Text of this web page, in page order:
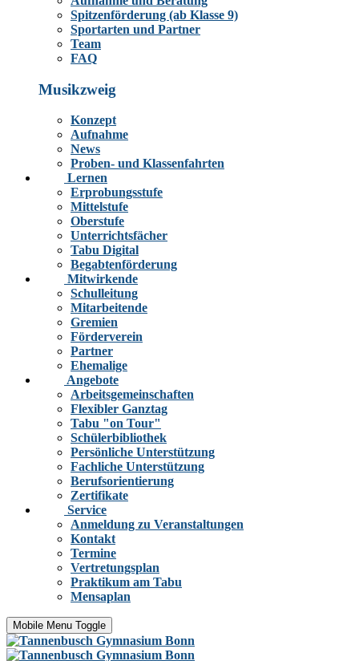
Spitzenförderung (ab Klasse 9)
Sportarten und Partner
Team
FAQ
Musikzweig
Konzept
Aufnahme
News
Proben- und Klassenfahrten
Lernen
Erprobungsstufe
Mittelstufe
Oberstufe
Unterrichtsfächer
Tabu Digital
Begabtenförderung
Mitwirkende
Schulleitung
Mitarbeitende
Gremien
Förderverein
Partner
Ehemalige
Angebote
Arbeitsgemeinschaften
Flexibler Ganztag
Tabu "on Tour"
Schülerbibliothek
Persönliche Unterstützung
Fachliche Unterstützung
Berufsorientierung
Zertifikate
Service
Anmeldung zu Veranstaltungen
Kontakt
Termine
Vertretungsplan
Praktikum am Tabu
Mensaplan
Mobile Menu Toggle